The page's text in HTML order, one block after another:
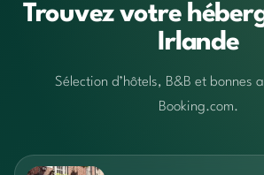
Trouvez votre
Irlande
Sélection d’hôtels, B&B et bonnes
Booking.com.